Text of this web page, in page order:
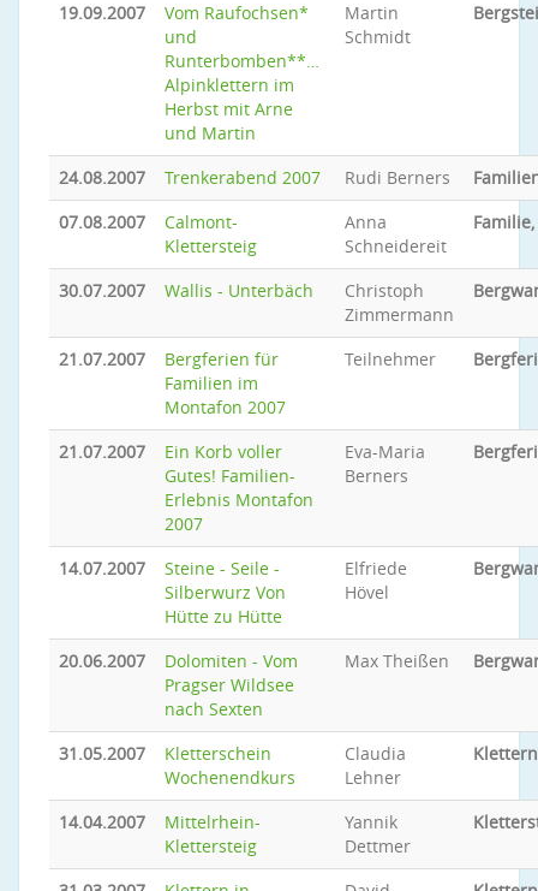
19.09.2007
Vom Raufochsen*
und
Runterbomben**…
Alpinklettern im
Herbst mit Arne
und Martin
Martin
Schmidt
24.08.2007 Trenkerabend 2007 Rudi Berners
07.08.2007
Calmont-
Klettersteig
Anna
Schneidereit
30.07.2007 Wallis - Unterbäch
Christoph
Zimmermann
21.07.2007
Bergferien für
Familien im
Montafon 2007
Teilnehmer
21.07.2007
Ein Korb voller
Gutes! Familien-
Erlebnis Montafon
2007
Eva-Maria
Berners
14.07.2007
Steine - Seile -
Silberwurz Von
Hütte zu Hütte
Elfriede
Hövel
20.06.2007
Dolomiten - Vom
Pragser Wildsee
nach Sexten
Max Theißen
31.05.2007
Kletterschein
Wochenendkurs
Claudia
Lehner
Klettern
14.04.2007
Mittelrhein-
Klettersteig
Yannik
Dettmer